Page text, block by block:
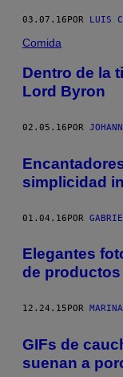
03.07.16POR LUIS
Comida
Dentro de la
Lord Byron
02.05.16 POR
simplicidad
01.04.16POR
Elegantes
de
12.24.15 POR
GIFs de
suenan a